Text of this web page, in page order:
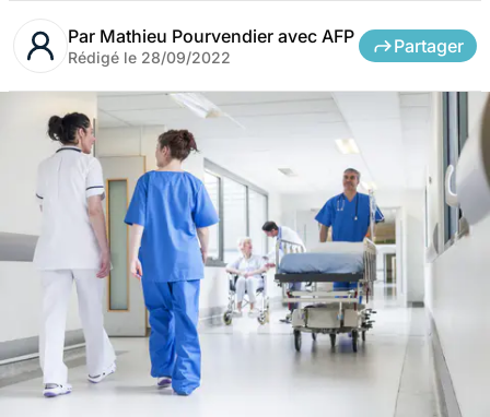
Par Mathieu Pourvendier avec AFP
Rédigé le 28/09/2022
Partager